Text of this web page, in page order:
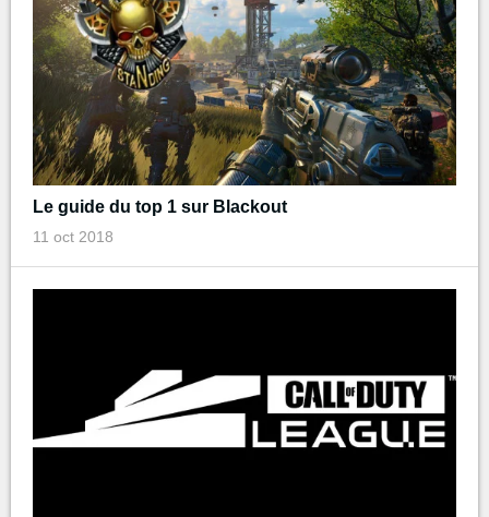
Le guide du top 1 sur Blackout
11 oct 2018